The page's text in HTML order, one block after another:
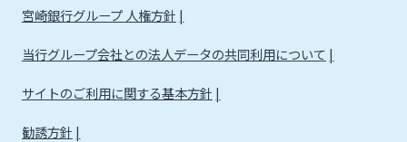
宮崎銀行グループ 人権方針
当行グループ会社との法人データの共同利用について
サイトのご利用に関する基本方針
勧誘方針